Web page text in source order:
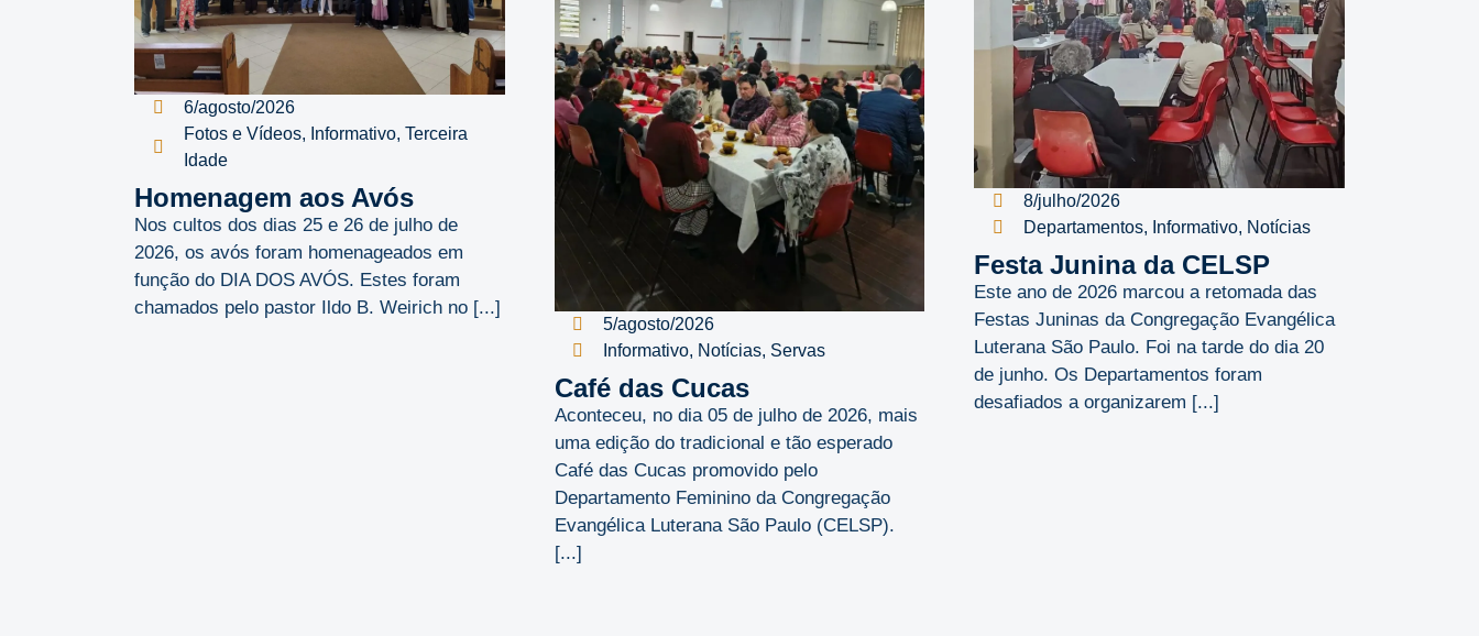
6/agosto/2026
Fotos e Vídeos, Informativo, Terceira
Idade
Homenagem aos Avós
Nos cultos dos dias 25 e 26 de julho de
2026, os avós foram homenageados em
função do DIA DOS AVÓS. Estes foram
chamados pelo pastor Ildo B. Weirich no [...]
5/agosto/2026
Informativo, Notícias, Servas
Café das Cucas
Aconteceu, no dia 05 de julho de 2026, mais
uma edição do tradicional e tão esperado
Café das Cucas promovido pelo
Departamento Feminino da Congregação
Evangélica Luterana São Paulo (CELSP).
[...]
8/julho/2026
Departamentos, Informativo, Notícias
Festa Junina da CELSP
Este ano de 2026 marcou a retomada das
Festas Juninas da Congregação Evangélica
Luterana São Paulo. Foi na tarde do dia 20
de junho. Os Departamentos foram
desafiados a organizarem [...]